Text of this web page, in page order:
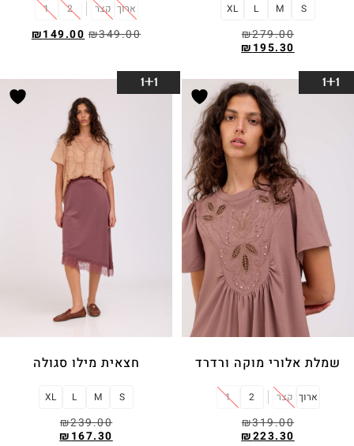
S
M
L
XL
₪279.00
₪ 195.30
בחר אפשרויות
ארוך קצר 2
1
₪349.00
₪149.00
1+1
שמלת אלורי מוקה ורדרד
ארוך קצר 2
1
₪319.00
₪223.30
1+1
חצאית מילו סגולה
S
M
L
XL
₪239.00
₪167.30